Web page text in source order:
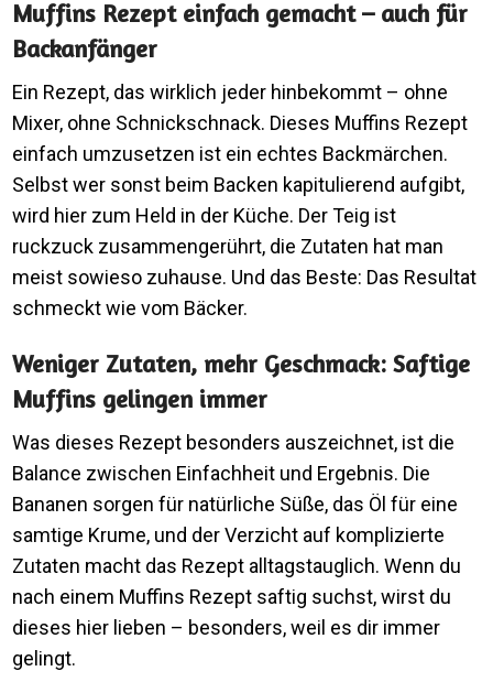
Muffins Rezept einfach gemacht – auch für
Backanfänger
Ein Rezept, das wirklich jeder hinbekommt – ohne
Mixer, ohne Schnickschnack. Dieses Muffins Rezept
einfach umzusetzen ist ein echtes Backmärchen.
Selbst wer sonst beim Backen kapitulierend aufgibt,
wird hier zum Held in der Küche. Der Teig ist
ruckzuck zusammengerührt, die Zutaten hat man
meist sowieso zuhause. Und das Beste: Das Resultat
schmeckt wie vom Bäcker.
Weniger Zutaten, mehr Geschmack: Saftige
Muffins gelingen immer
Was dieses Rezept besonders auszeichnet, ist die
Balance zwischen Einfachheit und Ergebnis. Die
Bananen sorgen für natürliche Süße, das Öl für eine
samtige Krume, und der Verzicht auf komplizierte
Zutaten macht das Rezept alltagstauglich. Wenn du
nach einem Muffins Rezept saftig suchst, wirst du
dieses hier lieben – besonders, weil es dir immer
gelingt.